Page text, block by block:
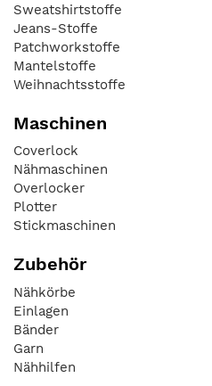
Sweatshirtstoffe
Jeans-Stoffe
Patchworkstoffe
Mantelstoffe
Weihnachtsstoffe
Maschinen
Coverlock
Nähmaschinen
Overlocker
Plotter
Stickmaschinen
Zubehör
Nähkörbe
Einlagen
Bänder
Garn
Nähhilfen